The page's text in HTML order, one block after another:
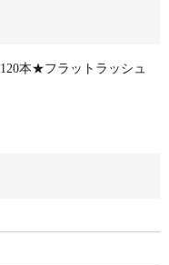
120本★フラットラッシュ